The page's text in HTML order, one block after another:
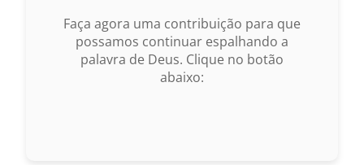
1969 – Almeida Revisada e Corrigida
1993 – Almeida Revisada e Atualizada
Faça agora uma contribuição para que
possamos continuar espalhando a
palavra de Deus. Clique no botão
abaixo: